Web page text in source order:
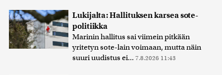
Lukijalta: Hallituksen karsea sote-
politiikka
Marinin hallitus sai viimein pitkään
yritetyn sote-lain voimaan, mutta näin
suuri uudistus ei... 7.8.2026 11:43